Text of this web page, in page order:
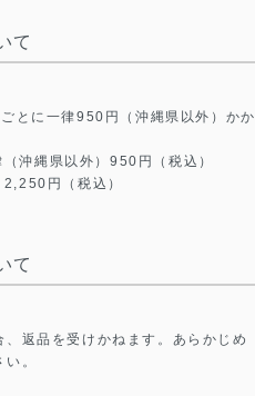
て
とに一律950円（沖縄県以外）かか
沖縄県以外）950円（税込）
円（税込）
て
返品を受けかねます。あらかじめ
。